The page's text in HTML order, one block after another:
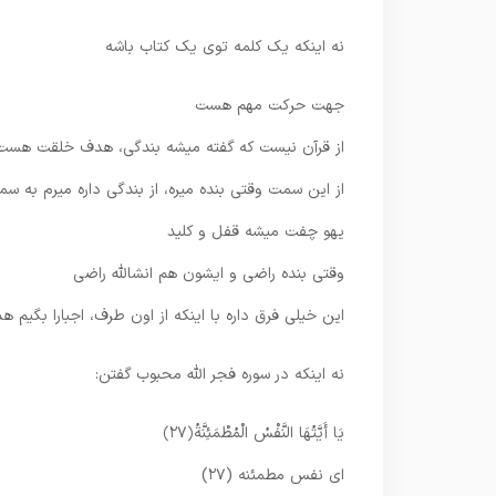
نه اینکه یک کلمه توی یک کتاب باشه
جهت حرکت مهم هست
از قرآن نیست که گفته میشه بندگی، هدف خلقت
از این سمت وقتی بنده میره، از بندگی داره میرم به
یهو چفت میشه قفل و کلید
وقتی بنده راضی و ایشون هم انشالله راضی
این خیلی فرق داره با اینکه از اون طرف، اجبارا
نه اینکه در سوره فجر الله محبوب گفتن:
يَا أَيَّتُهَا النَّفْسُ الْمُطْمَئِنَّةُ﴿۲۷﴾
اى نفس مطمئنه (۲۷)